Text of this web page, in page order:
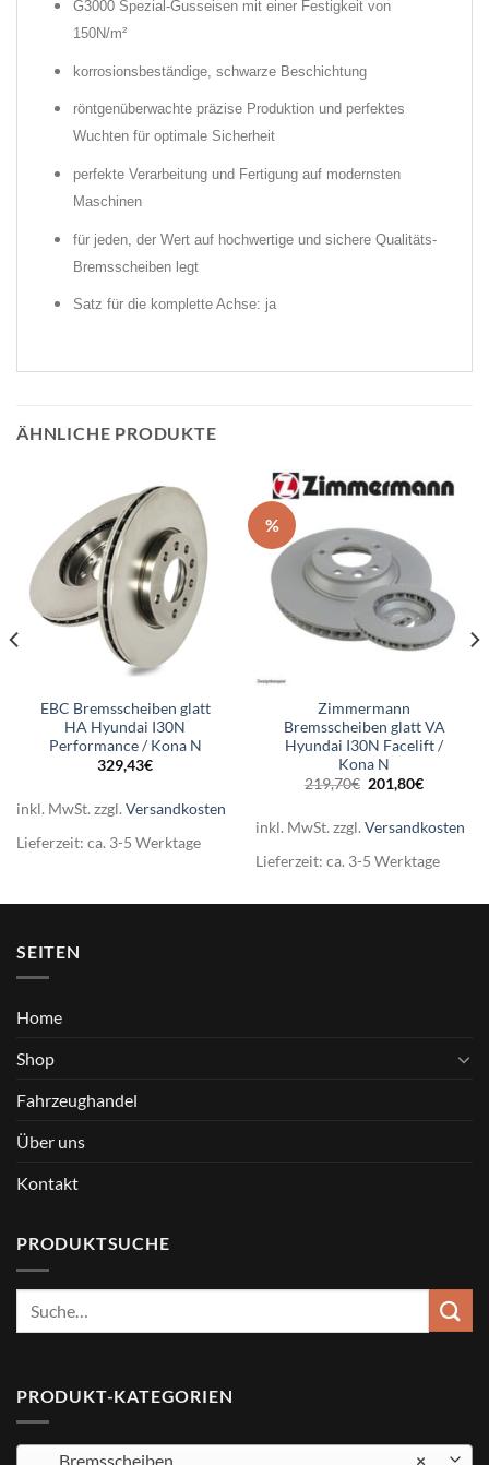
G3000 Spezial-Gusseisen mit einer Festigkeit von
150N/m²
korrosionsbeständige, schwarze Beschichtung
röntgenüberwachte präzise Produktion und perfektes
Wuchten für optimale Sicherheit
perfekte Verarbeitung und Fertigung auf modernsten
Maschinen
für jeden, der Wert auf hochwertige und sichere Qualitäts-
Bremsscheiben legt
Satz für die komplette Achse: ja
ÄHNLICHE PRODUKTE
EBC Bremsscheiben glatt
HA Hyundai I30N
Performance / Kona N
329,43€
inkl. MwSt. zzgl. Versandkosten
Lieferzeit: ca. 3-5 Werktage
%
Zimmermann
Bremsscheiben glatt VA
Hyundai I30N Facelift /
Kona N
219,70€ Ursprünglicher
Preis
219,70€
201,80€Aktueller
201,80€.
inkl. MwSt. zzgl. Versandkosten
Lieferzeit: ca. 3-5 Werktage
SEITEN
Home
Shop
Fahrzeughandel
Über uns
Kontakt
PRODUKTSUCHE
PRODUKT-KATEGORIEN
×
Bremsscheiben